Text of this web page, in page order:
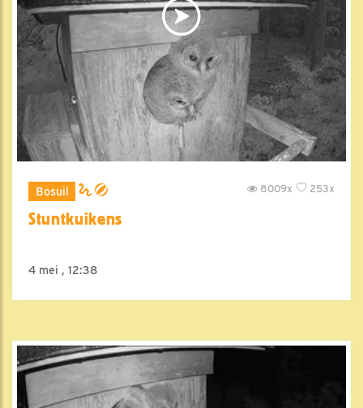
Bosuil 253x
8009x
Stuntkuikens
4 mei , 12:38